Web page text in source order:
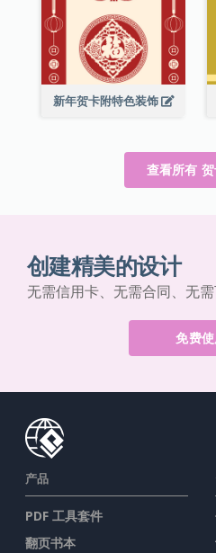
新年贺卡附特色装饰
查看所有
创建精美的设计
无需信用卡、无需合同、无需
免费
产品
PDF 工具套件
翻页书本